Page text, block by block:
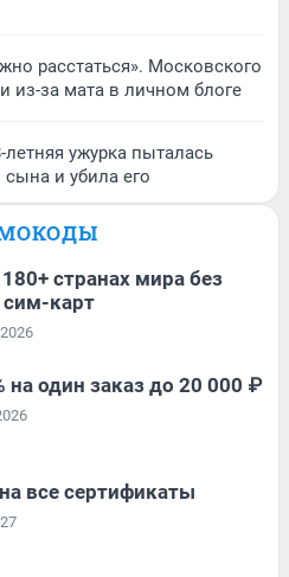
расстаться». Московского
из-за мата в личном блоге
ужурка пыталась
сына и убила его
странах мира без
сим-карт
на один заказ до 20 000 ₽
все сертификаты